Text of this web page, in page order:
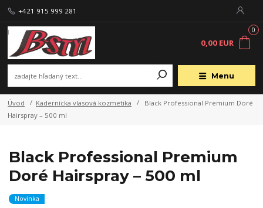
Menu
+421 915 999 281
0
0,00 EUR
Úvod Kadernícka vlasová kozmetika
Black Professional Premium Doré
Hairspray – 500 ml
Black Professional Premium
Doré Hairspray – 500 ml
Novinka